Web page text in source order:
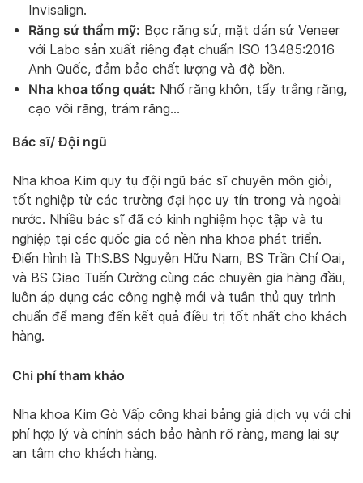
Invisalign.
Răng sứ thẩm mỹ: Bọc răng sứ, mặt dán sứ Veneer
với Labo sản xuất riêng đạt chuẩn ISO 13485:2016
Anh Quốc, đảm bảo chất lượng và độ bền.
Nha khoa tổng quát: Nhổ răng khôn, tẩy trắng răng,
cạo vôi răng, trám răng…
Bác sĩ/ Đội ngũ
Nha khoa Kim quy tụ đội ngũ bác sĩ chuyên môn giỏi,
tốt nghiệp từ các trường đại học uy tín trong và ngoài
nước. Nhiều bác sĩ đã có kinh nghiệm học tập và tu
nghiệp tại các quốc gia có nền nha khoa phát triển.
Điển hình là ThS.BS Nguyễn Hữu Nam, BS Trần Chí Oai,
và BS Giao Tuấn Cường cùng các chuyên gia hàng đầu,
luôn áp dụng các công nghệ mới và tuân thủ quy trình
chuẩn để mang đến kết quả điều trị tốt nhất cho khách
hàng.
Chi phí tham khảo
Nha khoa Kim Gò Vấp công khai bảng giá dịch vụ với chi
phí hợp lý và chính sách bảo hành rõ ràng, mang lại sự
an tâm cho khách hàng.